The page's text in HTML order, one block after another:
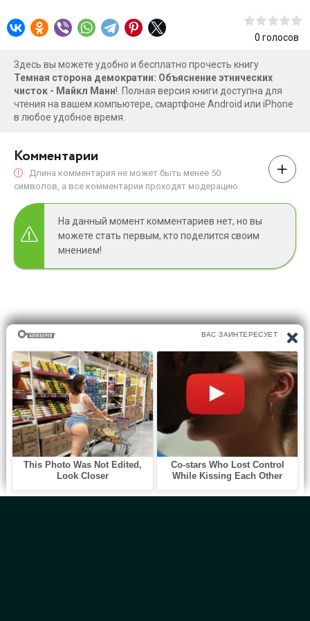
0 голосов
Здесь вы можете удобно и бесплатно прочесть книгу
Темная сторона демократии: Объяснение этнических
чисток - Майкл Манн!. Полная версия книги доступна для
чтения на вашем компьютере, смартфоне Android или iPhone
в любое удобное время.
Комментарии
Длина комментария не может быть менее 50
символов, а все комментарии проходят модерацию.
На данный момент комментариев нет, но вы
можете стать первым, кто поделится своим
мнением!